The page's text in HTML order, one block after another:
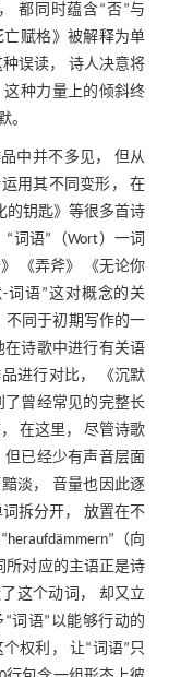
都同时蕴含“否”与
亡赋格》被解释为单
误读， 诗人决意将
这种力量上的倾斜终
。
中并不多见， 但从
用其不同变形， 在
的钥匙》等很多首诗
词语”（Wort）一词
《弄斧》 《无论你
词语”这对概念的关
不同于初期写作的一
诗歌中进行有关语
进行对比， 《沉默
了曾经常见的完整长
在这里， 尽管诗歌
已经少有声音层面
淡， 音量也因此逐
拆分开， 放置在不
（向
所对应的主语正是诗
这个动词， 却又立
词语”以能够行动的
权利， 让“词语”只